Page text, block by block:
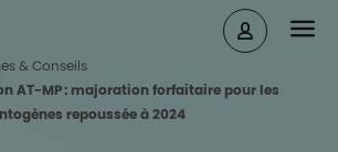
Accueil
& Conseils
AT-MP : majoration forfaitaire pour les
repoussée à 2024